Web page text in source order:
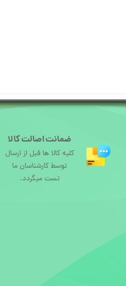
ضمانت اصالت کالا
کلیه کالا ها قبل از ارسال
توسط کارشناسان ما
تست میگردد.